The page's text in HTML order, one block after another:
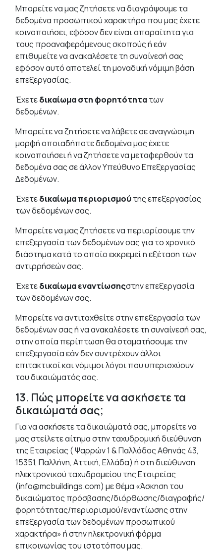
Μπορείτε να μας ζητήσετε να διαγράψουμε τα
δεδομένα προσωπικού χαρακτήρα που μας έχετε
κοινοποιήσει, εφόσον δεν είναι απαραίτητα για
τους προαναφερόμενους σκοπούς ή εάν
επιθυμείτε να ανακαλέσετε τη συναίνεσή σας
εφόσον αυτό αποτελεί τη μοναδική νόμιμη βάση
επεξεργασίας.
Έχετεδικαίωμα στη φορητότητατων
δεδομένων.
Μπορείτε να ζητήσετε να λάβετε σε αναγνώσιμη
μορφή οποιαδήποτε δεδομένα μας έχετε
κοινοποιήσει ή να ζητήσετε να μεταφερθούν τα
δεδομένα σας σε άλλον Υπεύθυνο Επεξεργασίας
Δεδομένων.
Έχετεδικαίωμα περιορισμούτης επεξεργασίας
των δεδομένων σας.
Μπορείτε να μας ζητήσετε να περιορίσουμε την
επεξεργασία των δεδομένων σας για το χρονικό
διάστημα κατά το οποίο εκκρεμεί η εξέταση των
αντιρρήσεών σας.
Έχετεδικαίωμα εναντίωσηςστην επεξεργασία
των δεδομένων σας.
Μπορείτε να αντιταχθείτε στην επεξεργασία των
δεδομένων σας ή να ανακαλέσετε τη συναίνεσή σας,
στην οποία περίπτωση θα σταματήσουμε την
επεξεργασία εάν δεν συντρέχουν άλλοι
επιτακτικοί και νόμιμοι λόγοι που υπερισχύουν
του δικαιώματός σας.
13. Πώς μπορείτε να ασκήσετε τα
δικαιώματά σας;
Για να ασκήσετε τα δικαιώματά σας, μπορείτε να
μας στείλετε αίτημα στην ταχυδρομική διεύθυνση
της Εταιρείας ( Ψαρρών 1 & Παλλάδος Αθηνάς 43,
15351, Παλλήνη, Αττική, Ελλάδα) ή στη διεύθυνση
ηλεκτρονικού ταχυδρομείου της Εταιρείας
(info@mcbuildings.com) με θέμα «Άσκηση του
δικαιώματος πρόσβασης/διόρθωσης/διαγραφής/
φορητότητας/περιορισμού/εναντίωσης στην
επεξεργασία των δεδομένων προσωπικού
χαρακτήρα» ή στην ηλεκτρονική φόρμα
επικοινωνίας του ιστοτόπου μας.